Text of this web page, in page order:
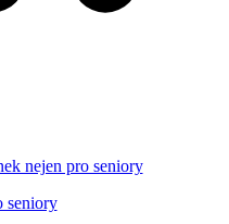
nejen pro seniory